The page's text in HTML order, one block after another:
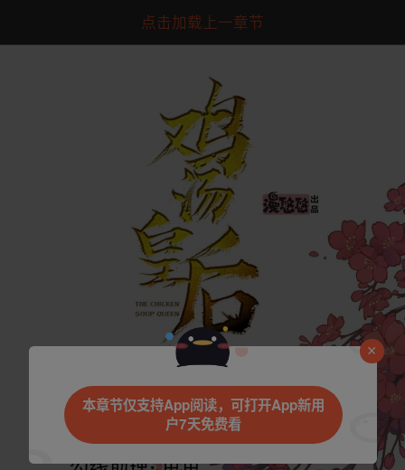
点击加载上一章节
本章节仅支持App阅读，可打开App新用
户7天免费看
是否前往腾漫App继续阅读
立即前往